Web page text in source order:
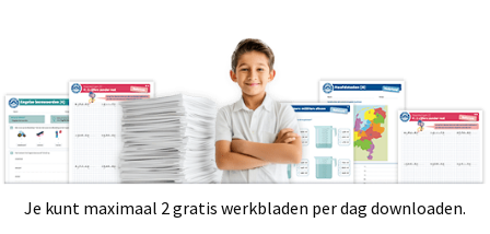
Je kunt maximaal 2 gratis werkbladen per dag downloaden.